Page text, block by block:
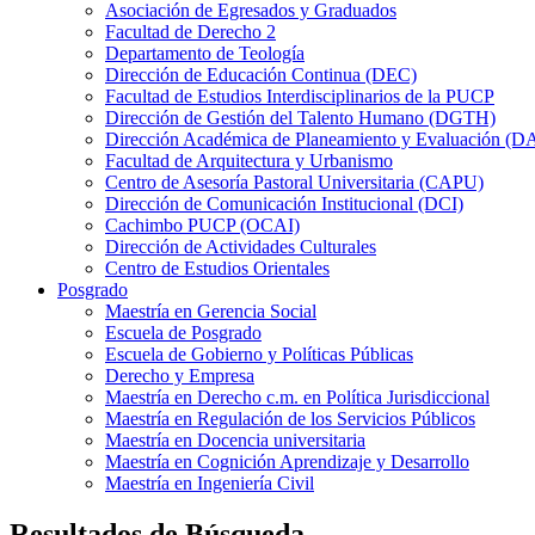
Asociación de Egresados y Graduados
Facultad de Derecho 2
Departamento de Teología
Dirección de Educación Continua (DEC)
Facultad de Estudios Interdisciplinarios de la PUCP
Dirección de Gestión del Talento Humano (DGTH)
Dirección Académica de Planeamiento y Evaluación
Facultad de Arquitectura y Urbanismo
Centro de Asesoría Pastoral Universitaria (CAPU)
Dirección de Comunicación Institucional (DCI)
Cachimbo PUCP (OCAI)
Dirección de Actividades Culturales
Centro de Estudios Orientales
Posgrado
Maestría en Gerencia Social
Escuela de Posgrado
Escuela de Gobierno y Políticas Públicas
Derecho y Empresa
Maestría en Derecho c.m. en Política Jurisdiccional
Maestría en Regulación de los Servicios Públicos
Maestría en Docencia universitaria
Maestría en Cognición Aprendizaje y Desarrollo
Maestría en Ingeniería Civil